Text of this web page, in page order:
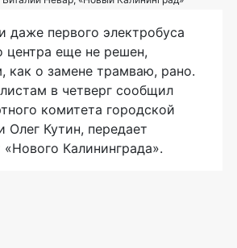
даже первого электробуса
центра еще не решен,
как о замене трамваю, рано.
в четверг сообщил
комитета городской
Олег Кутин, передает
«Нового Калининграда».